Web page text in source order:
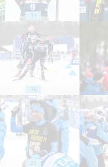
11
16
21